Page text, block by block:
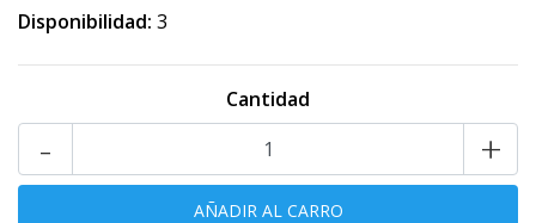
Disponibilidad: 3
Cantidad
+
-